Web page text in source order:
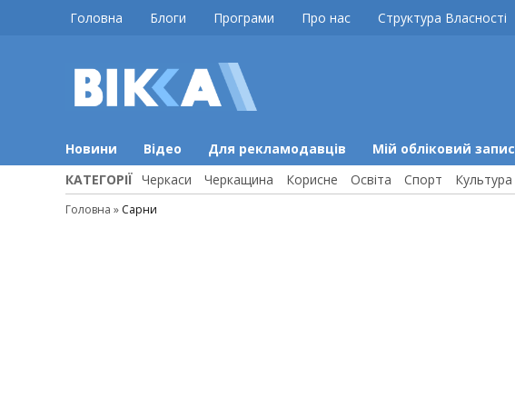
Головна Блоги Програми Про нас Структура Власності
Новини Відео Для рекламодавців Мій обліковий запис
КАТЕГОРІЇ Черкаси Черкащина Корисне Освіта Спорт Культура
Головна » Сарни